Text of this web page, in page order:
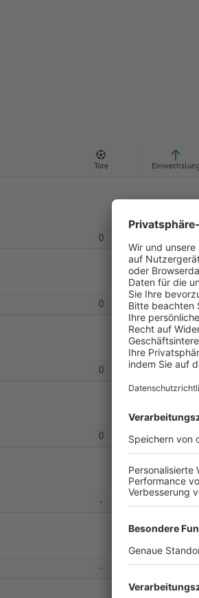
Tore
0
SpVgg
0 0
FC
0 0
0 0
-
- -